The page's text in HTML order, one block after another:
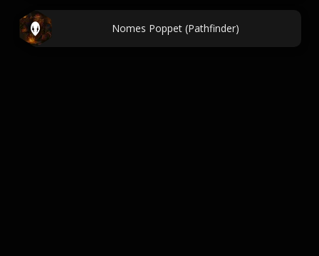
Nomes Poppet (Pathfinder)